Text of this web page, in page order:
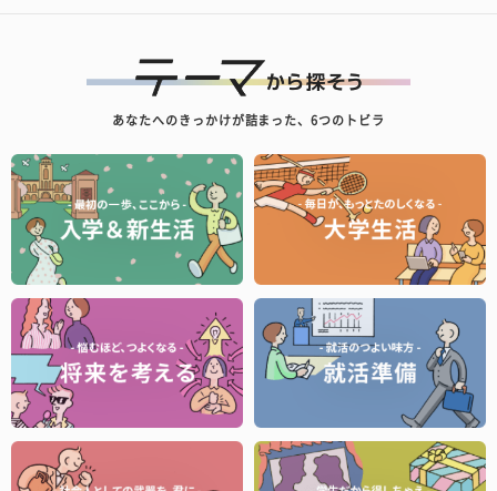
あなたへのきっかけが詰まった、6つのトビラ